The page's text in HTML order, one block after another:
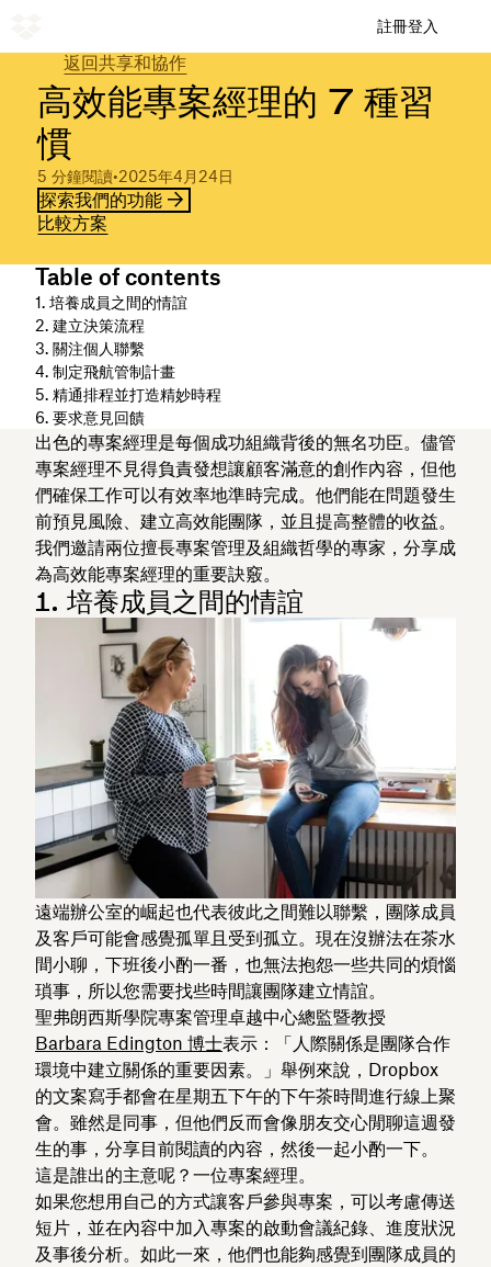
註冊登入
返回共享和協作
高效能專案經理的 7 種習
慣
5 分鐘閱讀•2025年4月24日
探索我們的功能
比較方案
Table of contents
1. 培養成員之間的情誼
2. 建立決策流程
3. 關注個人聯繫
4. 制定飛航管制計畫
5. 精通排程並打造精妙時程
6. 要求意見回饋
出色的專案經理是每個成功組織背後的無名功臣。儘管
專案經理不見得負責發想讓顧客滿意的創作內容，但他
們確保工作可以有效率地準時完成。他們能在問題發生
前預見風險、建立高效能團隊，並且提高整體的收益。
我們邀請兩位擅長專案管理及組織哲學的專家，分享成
為高效能專案經理的重要訣竅。
1. 培養成員之間的情誼
遠端辦公室的崛起也代表彼此之間難以聯繫，團隊成員
及客戶可能會感覺孤單且受到孤立。現在沒辦法在茶水
間小聊，下班後小酌一番，也無法抱怨一些共同的煩惱
瑣事，所以您需要找些時間讓團隊建立情誼。
聖弗朗西斯學院專案管理卓越中心總監暨教授
Barbara Edington 博士表示：「人際關係是團隊合作
環境中建立關係的重要因素。」舉例來說，Dropbox
的文案寫手都會在星期五下午的下午茶時間進行線上聚
會。雖然是同事，但他們反而會像朋友交心閒聊這週發
生的事，分享目前閱讀的內容，然後一起小酌一下。
這是誰出的主意呢？一位專案經理。
如果您想用自己的方式讓客戶參與專案，可以考慮傳送
短片，並在內容中加入專案的啟動會議紀錄、進度狀況
及事後分析。如此一來，他們也能夠感覺到團隊成員的